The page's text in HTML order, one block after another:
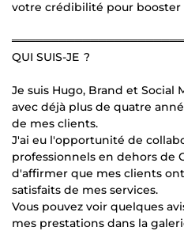
votre crédibilité pour booster
QUI SUIS-JE ?
Je suis Hugo, Brand et Social
avec déjà plus de quatre
de mes clients.
J'ai eu l'opportunité de
professionnels en dehors de
d'affirmer que mes clients
satisfaits de mes services.
Vous pouvez voir quelques
mes prestations dans la